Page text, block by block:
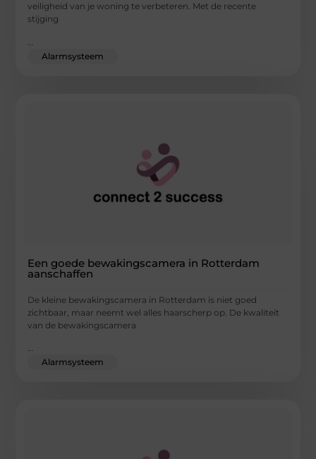
veiligheid van je woning te verbeteren. Met de recente
stijging
Alarmsysteem
Een goede bewakingscamera in Rotterdam
aanschaffen
De kleine bewakingscamera in Rotterdam is niet goed
zichtbaar, maar neemt wel alles haarscherp op. De kwaliteit
van de bewakingscamera
...
Alarmsysteem